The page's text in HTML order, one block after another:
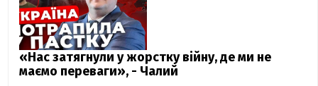
«Нас затягнули у жорстку війну, де ми не
маємо переваги», - Чалий